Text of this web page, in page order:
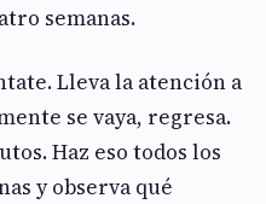
semanas.
Lleva la atención a
se vaya, regresa.
Haz eso todos los
y observa qué